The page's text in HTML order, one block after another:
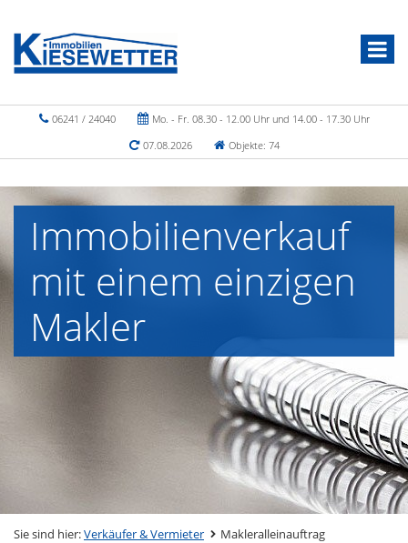
06241 / 24040
Mo. - Fr. 08.30 - 12.00 Uhr und 14.00 - 17.30 Uhr
07.08.2026
Objekte: 74
Immobilienverkauf
mit einem einzigen
Makler
Sie sind hier:Verkäufer & Vermieter Makleralleinauftrag